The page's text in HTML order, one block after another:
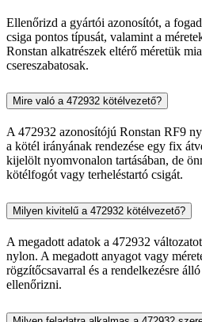
Ellenőrizd a gyártói azonosítót, a
csiga pontos típusát, valamint a
Ronstan alkatrészek eltérő méretük
csereszabatosak.
Mire való a 472932 kötélvezető?
A 472932 azonosítójú Ronstan RF9
a kötél irányának rendezése egy fix
kijelölt nyomvonalon tartásában, de
kötélfogót vagy terheléstartó csigát.
Milyen kivitelű a 472932 kötélvezető?
A megadott adatok a 472932
nylon. A megadott anyagot vagy
rögzítőcsavarral és a rendelkezésre
ellenőrizni.